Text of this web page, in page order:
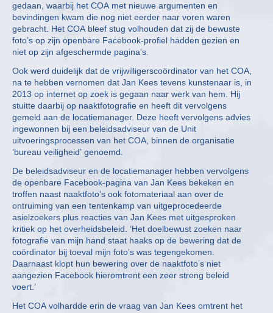
gedaan, waarbij het COA met nieuwe argumenten en
bevindingen kwam die nog niet eerder naar voren waren
gebracht. Het COA bleef stug volhouden dat zij de bewuste
foto’s op zijn openbare Facebook-profiel hadden gezien en
niet op zijn afgeschermde pagina’s.
Ook werd duidelijk dat de vrijwilligerscoördinator van het COA,
na te hebben vernomen dat Jan Kees tevens kunstenaar is, in
2013 op internet op zoek is gegaan naar werk van hem. Hij
stuitte daarbij op naaktfotografie en heeft dit vervolgens
gemeld aan de locatiemanager. Deze heeft vervolgens advies
ingewonnen bij een beleidsadviseur van de Unit
uitvoeringsprocessen van het COA, binnen de organisatie
‘bureau veiligheid’ genoemd.
De beleidsadviseur en de locatiemanager hebben vervolgens
de openbare Facebook-pagina van Jan Kees bekeken en
troffen naast naaktfoto’s ook fotomateriaal aan over de
ontruiming van een tentenkamp van uitgeprocedeerde
asielzoekers plus reacties van Jan Kees met uitgesproken
kritiek op het overheidsbeleid. ‘Het doelbewust zoeken naar
fotografie van mijn hand staat haaks op de bewering dat de
coördinator bij toeval mijn foto’s was tegengekomen.
Daarnaast klopt hun bewering over de naaktfoto’s niet
aangezien Facebook hieromtrent een zeer streng beleid
voert.’
Het COA volhardde erin de vraag van Jan Kees omtrent het